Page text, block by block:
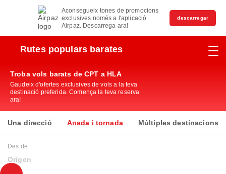
Aconsegueix tones de promocions
exclusives només a l'aplicació
Airpaz. Descarrega ara!
descarregar
Rutes populars barates
Troba vols barats de CPT a HLA
Gaudeix d'ofertes exclusives de vols a la teva
destinació preferida. Comença la teva reserva
ara!
Una direcció Anada i tornada Múltiples destinacions
Des de
Origen